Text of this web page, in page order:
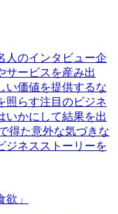
人のインタビュー企
サービスを産み出
い価値を提供するな
照らす注目のビジネ
いかにして結果を出
得た意外な気づきな
ジネスストーリーを
」